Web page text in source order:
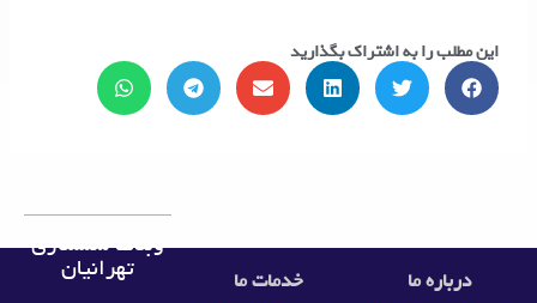
این مطلب را به اشتراک بگذارید
درباره ما خدمات ما
وبلاگ سمساری
تهرانیان